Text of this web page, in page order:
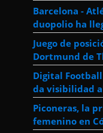
Barcelona -
duopolio ha
Juego de
Dortmund de
Digital
da visibilidad
Piconeras, la
femenino en